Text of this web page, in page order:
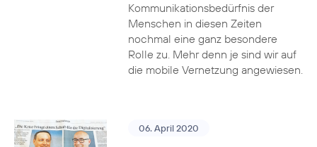
Kommuni­ka­tions­bedürfnis­ der
Menschen in diesen Zeiten
nochmal eine ganz besondere
Rolle zu. Mehr denn je sind wir auf
die mobile Vernetzung angewiesen.
06. April 2020